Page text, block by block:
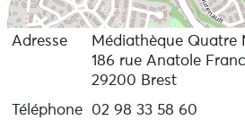
Adresse
Médiathèque Quatre
186 rue Anatole
29200 Brest
Téléphone
02 98 33 58 60